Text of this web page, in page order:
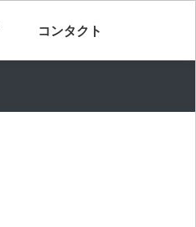
コンタクト